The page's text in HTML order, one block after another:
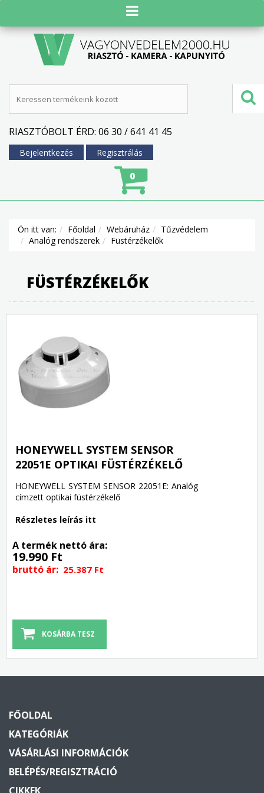
RIASZTÓBOLT ÉRD: 06 30 / 641 41 45
Bejelentkezés Regisztrálás
0
Ön itt van: Főoldal Webáruház
Tűzvédelem
Analóg rendszerek
Füstérzékelők
FÜSTÉRZÉKELŐK
HONEYWELL SYSTEM SENSOR
22051E OPTIKAI FÜSTÉRZÉKELŐ
HONEYWELL SYSTEM SENSOR 22051E: Analóg
címzett optikai füstérzékelő
Részletes leírás itt
A termék nettó ára:
19.990 Ft
bruttó ár: 25.387 Ft
FŐOLDAL
KATEGÓRIÁK
VÁSÁRLÁSI INFORMÁCIÓK
BELÉPÉS/REGISZTRÁCIÓ